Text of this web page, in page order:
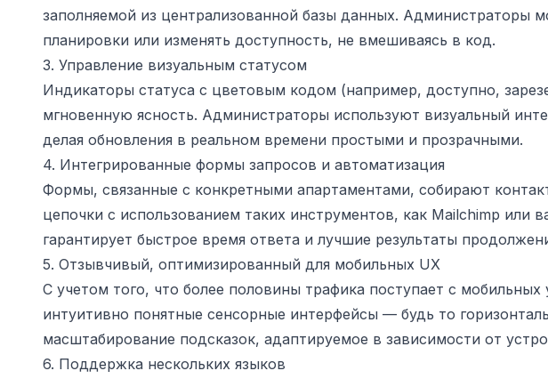
заполняемой из централизованной базы данных. Администраторы
планировки или изменять доступность, не вмешиваясь в код.
3. Управление визуальным статусом
Индикаторы статуса с цветовым кодом (например, доступно,
мгновенную ясность. Администраторы используют визуальный
делая обновления в реальном времени простыми и прозрачными.
4. Интегрированные формы запросов и автоматизация
Формы, связанные с конкретными апартаментами, собирают
цепочки с использованием таких инструментов, как Mailchimp или
гарантирует быстрое время ответа и лучшие результаты
5. Отзывчивый, оптимизированный для мобильных UX
С учетом того, что более половины трафика поступает с
интуитивно понятные сенсорные интерфейсы — будь то
масштабирование подсказок, адаптируемое в зависимости от
6. Поддержка нескольких языков